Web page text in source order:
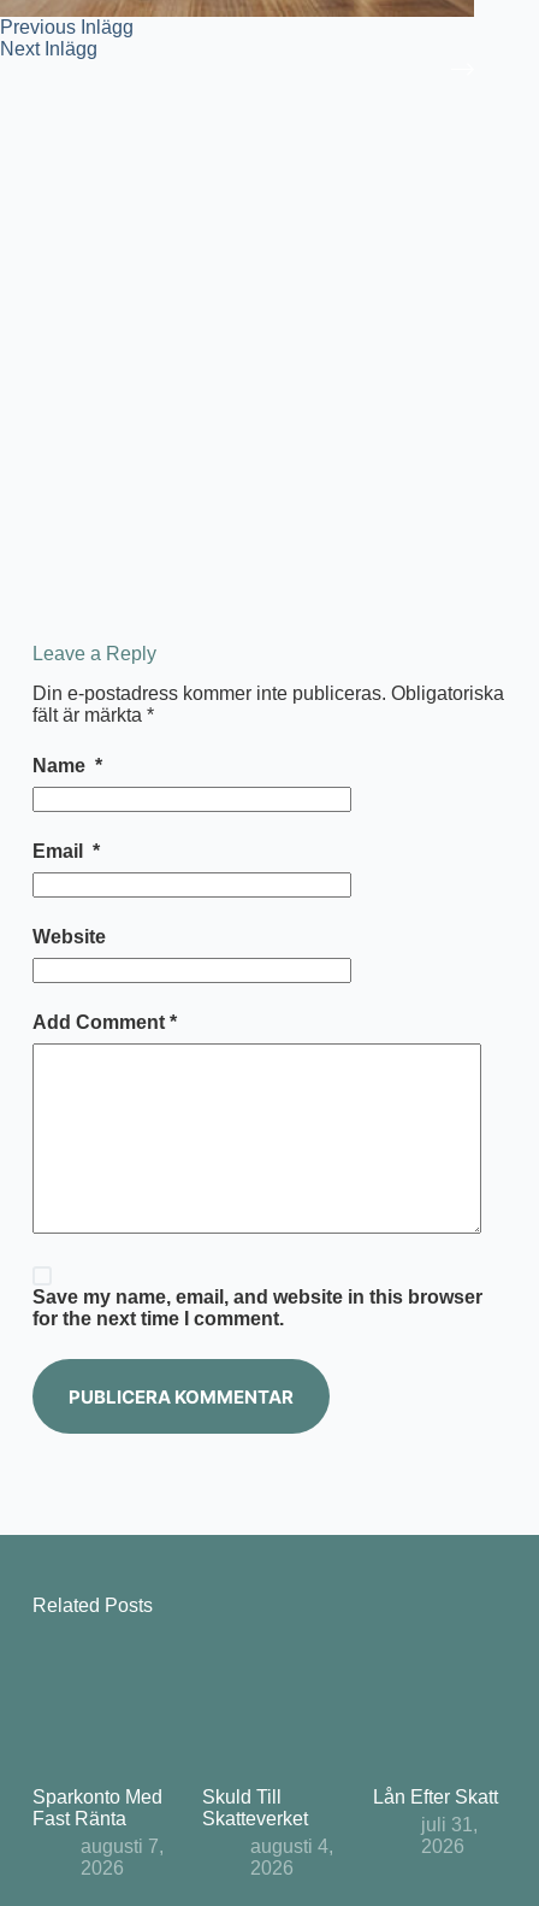
Previous Inlägg
Next Inlägg
Leave a Reply
Din e-postadress kommer inte publiceras. Obligatoriska
fält är märkta *
Name *
Email *
Website
Add Comment*
Save my name, email, and website in this browser
for the next time I comment.
PUBLICERA KOMMENTAR
Related Posts
Sparkonto Med
Fast Ränta
augusti 7,
2026
Skuld Till
Skatteverket
augusti 4,
2026
Lån Efter Skatt
juli 31,
2026